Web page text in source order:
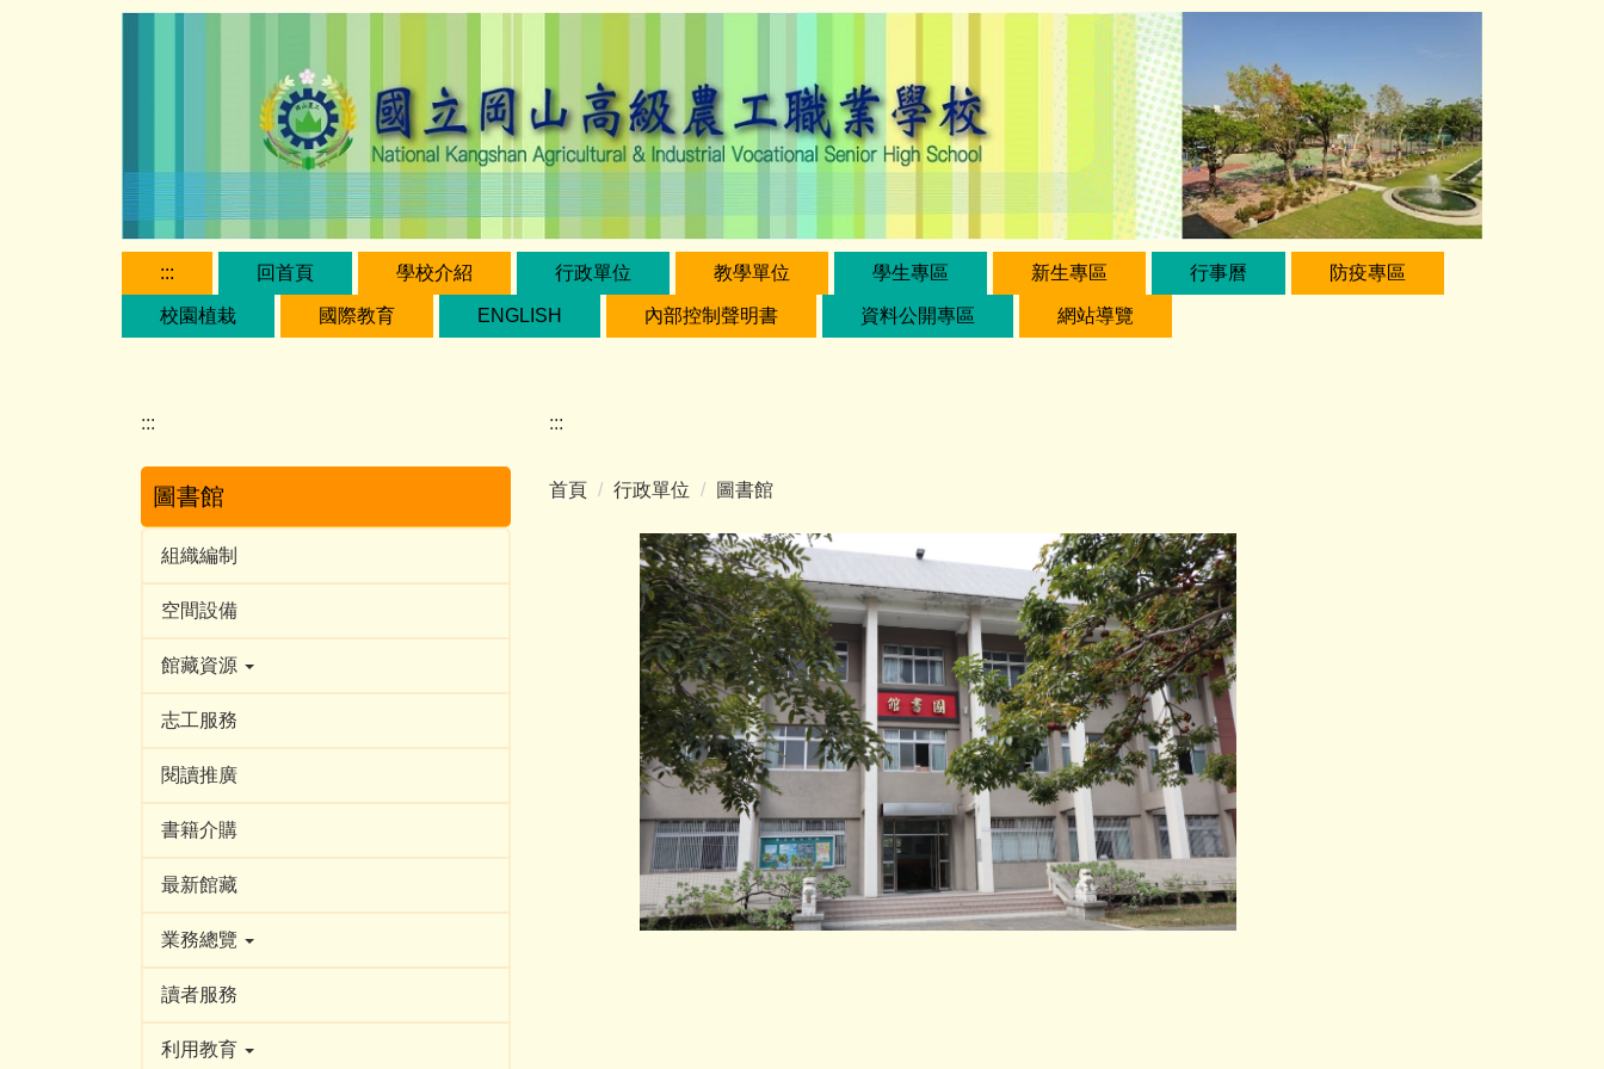
::: 回首頁 學校介紹 行政單位 教學單位 學生專區 新生專區 行事曆 防疫專區
校園植栽 國際教育 ENGLISH 內部控制聲明書 資料公開專區 網站導覽
:::
圖書館
組織編制
空間設備
館藏資源
志工服務
閱讀推廣
書籍介購
最新館藏
業務總覽
讀者服務
利用教育
:::
首頁 行政單位 圖書館